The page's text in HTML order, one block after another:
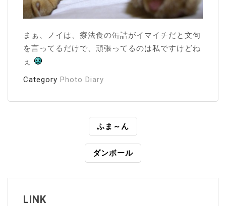
まぁ、ノイは、療法食の缶詰がイマイチだと文句
を言ってるだけで、頑張ってるのは私ですけどね
ぇ
Category Photo Diary
ビ
ふま～ん
ダンボール
LINK